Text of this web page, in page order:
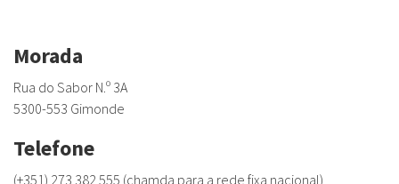
Morada
Rua do Sabor N.º 3A
5300-553 Gimonde
Telefone
(+351) 273 382 555 (chamda para a rede fixa nacional)